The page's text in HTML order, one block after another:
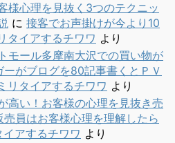
様心理を見抜く3つのテクニッ
に 接客でお声掛けが今より10
タイアするチワワ より
モール多摩南大沢での買い物が
ーがブログを80記事書くとＰＶ
リタイアするチワワ より
高い！お客様の心理を見抜き売
売員はお客様心理を理解したら
アするチワワ より